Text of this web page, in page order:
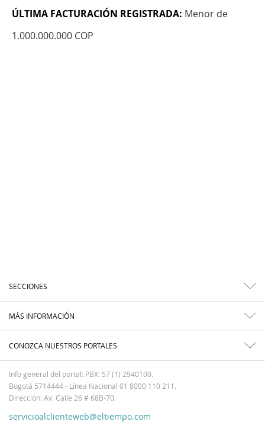
ÚLTIMA FACTURACIÓN REGISTRADA: Menor de
1.000.000.000 COP
SECCIONES
MÁS INFORMACIÓN
CONOZCA NUESTROS PORTALES
Info general del portal: PBX: 57 (1) 2940100.
Bogotá 5714444 - Línea Nacional 01 8000 110 211.
Dirección: Av. Calle 26 # 68B-70.
servicioalclienteweb@eltiempo.com